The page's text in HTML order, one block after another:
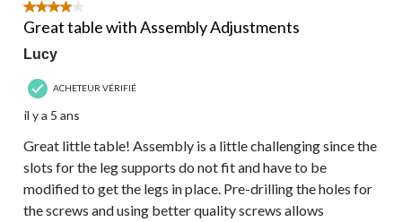
4 étoile(s) sur 5.
Great table with Assembly Adjustments
Lucy
ACHETEUR VÉRIFIÉ
il y a 5 ans
Great little table! Assembly is a little challenging since the
slots for the leg supports do not fit and have to be
modified to get the legs in place. Pre-drilling the holes for
the screws and using better quality screws allows